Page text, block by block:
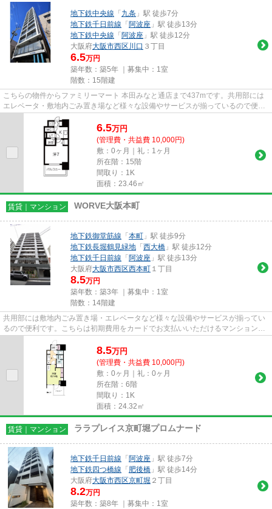
地下鉄中央線 「 九条 」駅 徒歩7分
地下鉄千日前線 「 阿波座 」駅 徒歩13分
地下鉄中央線 「 阿波座 」駅 徒歩12分
大阪府大阪市西区 川口 ３丁目
6.5万円
築年数：築5年 ｜募集中： 1室
階数：15階建
こちらの物件からファミリーマート 本田みなと通店まで437mです。共用部には
エレベータ・敷地内ごみ置き場など様々な設備やサービスが揃っているので便利
です。こちらは初期費用をカー...
6.5万円
(管理費・共益費 10,000円)
敷：0ヶ月｜礼：1ヶ月
所在階：15階
間取り：1K
面積：23.46㎡
賃貸｜マンション WORVE大阪本町
地下鉄御堂筋線 「 本町 」駅 徒歩9分
地下鉄長堀鶴見緑地 「 西大橋 」駅 徒歩12分
地下鉄千日前線 「 阿波座 」駅 徒歩13分
大阪府大阪市西区西本町 １丁目
8.5万円
築年数：築3年 ｜募集中： 1室
階数：14階建
共用部には敷地内ごみ置き場・エレベータなど様々な設備やサービスが揃ってい
るので便利です。こちらは初期費用をカードでお支払いいただけるマンションで
す。2駅利用可能でアクセスの...
8.5万円
(管理費・共益費 10,000円)
敷：0ヶ月｜礼：0ヶ月
所在階：6階
間取り：1K
面積：24.32㎡
賃貸｜マンション ララプレイス京町堀プロムナード
地下鉄千日前線 「 阿波座 」駅 徒歩7分
地下鉄四つ橋線 「 肥後橋 」駅 徒歩14分
大阪府大阪市西区京町堀 ２丁目
8.2万円
築年数：築8年 ｜募集中： 1室